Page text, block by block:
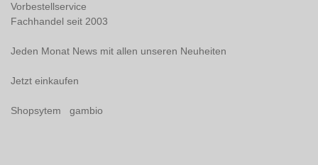
Vorbestellservice
Fachhandel seit 2003
Jeden Monat News mit allen unseren Neuheiten
Jetzt einkaufen
Shopsytem gambio